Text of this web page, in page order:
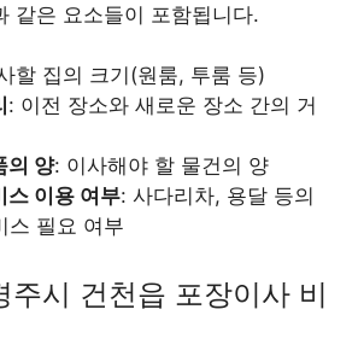
같은 요소들이 포함됩니다.
할 집의 크기(원룸, 투룸 등)
: 이전 장소와 새로운 장소 간의 거
의 양: 이사해야 할 물건의 양
스 이용 여부: 사다리차, 용달 등의
스 필요 여부
주시 건천읍 포장이사 비